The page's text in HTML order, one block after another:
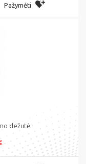
Pažymėti
dežutė